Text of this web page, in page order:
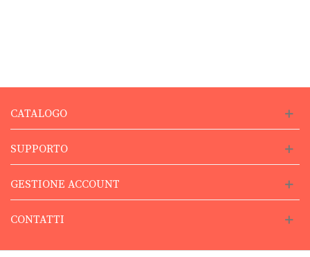
CATALOGO
SUPPORTO
GESTIONE ACCOUNT
CONTATTI